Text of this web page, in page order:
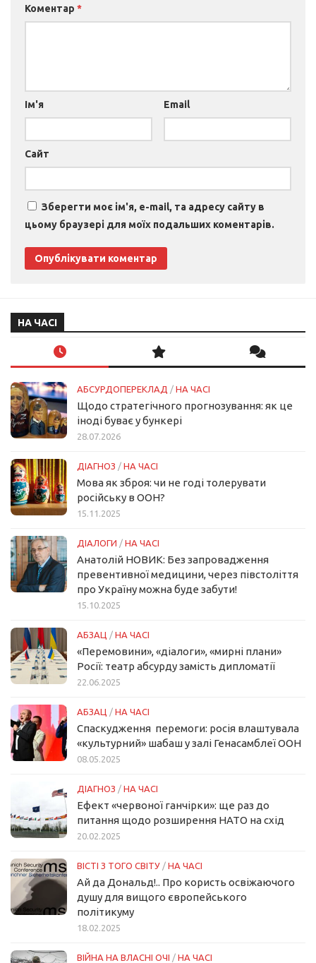
Коментар *
Ім'я Email
Сайт
Зберегти моє ім'я, e-mail, та адресу сайту в
цьому браузері для моїх подальших коментарів.
НА ЧАСІ
АБСУРДОПЕРЕКЛАД / НА ЧАСІ
Щодо стратегічного прогнозування: як це
іноді буває у бункері
28.07.2026
ДІАГНОЗ / НА ЧАСІ
Мова як зброя: чи не годі толерувати
російську в ООН?
15.11.2025
ДІАЛОГИ / НА ЧАСІ
Анатолій НОВИК: Без запровадження
превентивної медицини, через півстоліття
про Україну можна буде забути!
15.10.2025
АБЗАЦ / НА ЧАСІ
«Перемовини», «діалоги», «мирні плани»
Росії: театр абсурду замість дипломатії
22.06.2025
АБЗАЦ / НА ЧАСІ
Спаскудження перемоги: росія влаштувала
«культурний» шабаш у залі Генасамблеї ООН
08.05.2025
ДІАГНОЗ / НА ЧАСІ
Ефект «червоної ганчірки»: ще раз до
питання щодо розширення НАТО на схід
20.02.2025
ВІСТІ З ТОГО СВІТУ / НА ЧАСІ
Ай да Дональд!.. Про користь освіжаючого
душу для вищого європейського
політикуму
18.02.2025
ВІЙНА НА ВЛАСНІ ОЧІ / НА ЧАСІ